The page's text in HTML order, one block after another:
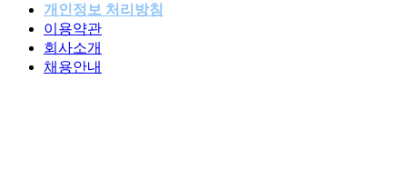
개인정보 처리방침
이용약관
회사소개
채용안내